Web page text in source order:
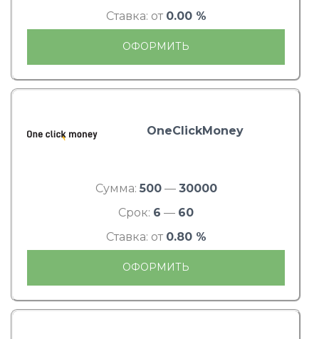
Ставка: от 0.00 %
ОФОРМИТЬ
OneClickMoney
Сумма: 500— 30000
Срок: 6 — 60
Ставка: от 0.80 %
ОФОРМИТЬ